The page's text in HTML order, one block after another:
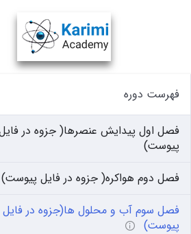
فهرست دوره
فصل اول پیدایش عنصرها( جزوه در
پیوست)
فصل دوم هواکره( جزوه در فایل پیوست)
فصل سوم آب و محلول ها(جزوه در فایل
پیوست)